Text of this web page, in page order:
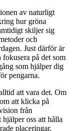
av naturligt
hur gröna
skiljer sig
och
Just därför är
på det som
som hjälper dig
pengarna.
att vara det. Om
att klicka på
från
oss att hålla
placeringar.